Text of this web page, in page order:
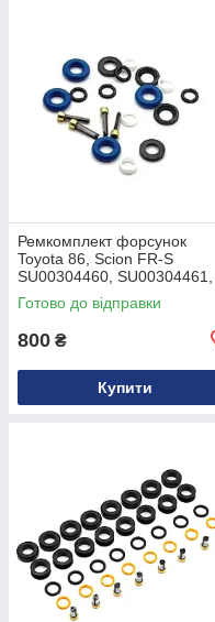
Ремкомплект форсунок
Toyota 86, Scion FR-S
SU00304460, SU00304461,
SU00304462
Готово до відправки
800 ₴
Купити